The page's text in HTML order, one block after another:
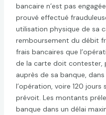
bancaire n’est pas
prouvé effectué
utilisation physique de sa
remboursement du débit
frais bancaires que
de la carte doit contester,
auprès de sa banque,
l’opération, voire 120
prévoit. Les montants
banque dans un délai